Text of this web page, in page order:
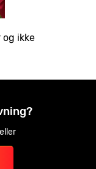
og ikke
eller